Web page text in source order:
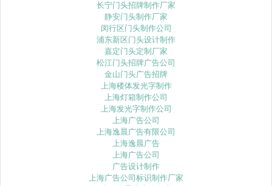
长宁门头招牌制作厂家
静安门头制作厂家
闵行区门头制作公司
浦东新区门头设计制作
嘉定门头定制厂家
松江门头招牌广告公司
金山门头广告招牌
上海楼体发光字制作
上海灯箱制作公司
上海发光字制作公司
上海广告公司
上海逸晨广告有限公司
上海逸晨广告
上海广告公司
广告设计制作
上海广告公司标识制作厂家